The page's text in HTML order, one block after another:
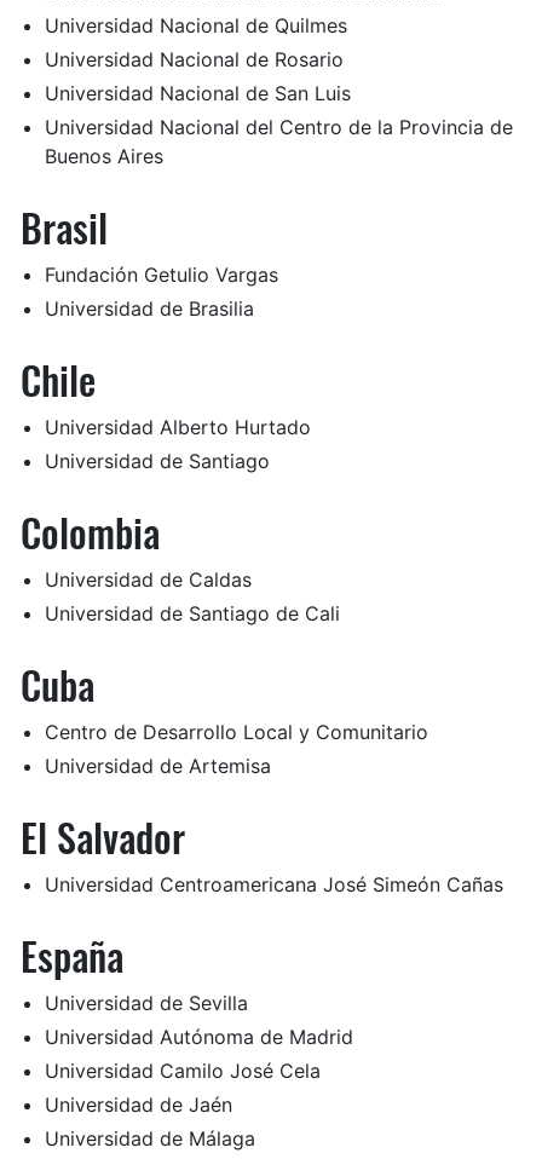
Universidad Nacional de Quilmes
Universidad Nacional de Rosario
Universidad Nacional de San Luis
Universidad Nacional del Centro de la Provincia de
Buenos Aires
Brasil
Fundación Getulio Vargas
Universidad de Brasilia
Chile
Universidad Alberto Hurtado
Universidad de Santiago
Colombia
Universidad de Caldas
Universidad de Santiago de Cali
Cuba
Centro de Desarrollo Local y Comunitario
Universidad de Artemisa
El Salvador
Universidad Centroamericana José Simeón Cañas
España
Universidad de Sevilla
Universidad Autónoma de Madrid
Universidad Camilo José Cela
Universidad de Jaén
Universidad de Málaga